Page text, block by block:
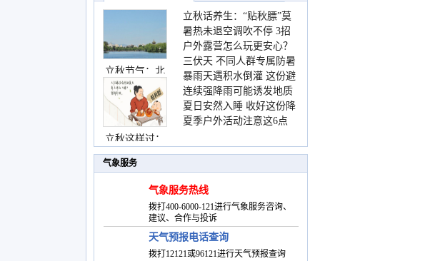
立秋节气：北
立秋这样过：
立秋话养生：“贴秋膘”莫
着急 先清暑再防燥
暑热未退空调吹不停 3招
护住肩颈不酸痛
户外露营怎么玩更安心？
这份攻略请收好
三伏天 不同人群专属防暑
要点请收好
暴雨天遇积水倒灌 这份避
险提示请收好
连续强降雨可能诱发地质
灾害 这些前兆要知道
夏日安然入睡 收好这份降
温小贴士
夏季户外活动注意这6点
气象服务
气象服务热线
拨打400-6000-121进行气象服务咨询、
建议、合作与投诉
天气预报电话查询
拨打12121或96121进行天气预报查询